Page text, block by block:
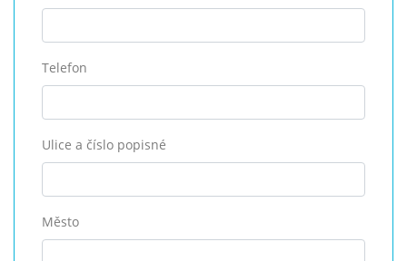
Telefon
Ulice a číslo popisné
Město